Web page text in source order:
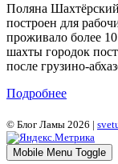
Поляна
построен для
проживало более
шахты городок
после грузино-
Подробнее
© Блог Ламы 2026 |
Mobile Menu Toggle